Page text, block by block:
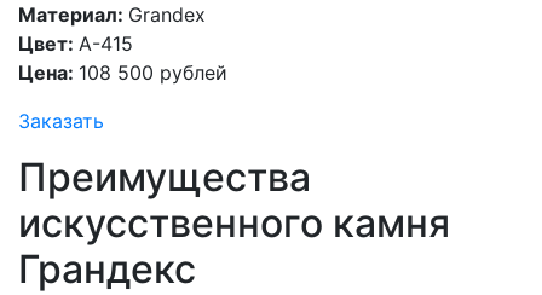
Материал: Grandex
Цвет: A-415
Цена: 108 500 рублей
Заказать
Преимущества
искусственного камня
Грандекс